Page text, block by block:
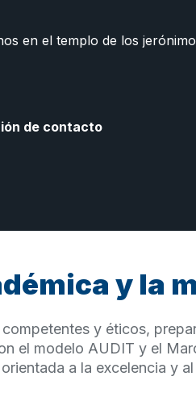
en el templo de los
de contacto
y la
y éticos,
el modelo AUDIT y el
a la excelencia y